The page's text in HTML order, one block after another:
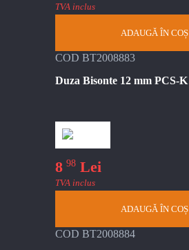
TVA inclus
ADAUGĂ ÎN COȘ
COD BT2008883
Duza Bisonte 12 mm PCS-K
8 98 Lei
TVA inclus
ADAUGĂ ÎN COȘ
COD BT2008884